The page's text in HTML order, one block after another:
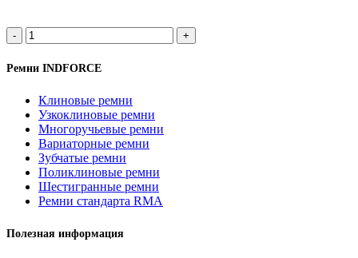
Ремень
667251.1/
667251.0/
644898.0/
INDFORCE
quantity
Ремни INDFORCE
Клиновые ремни
Узкоклиновые ремни
Многоручьевые ремни
Вариаторные ремни
Зубчатые ремни
Поликлиновые ремни
Шестигранные ремни
Ремни стандарта RMA
Полезная информация